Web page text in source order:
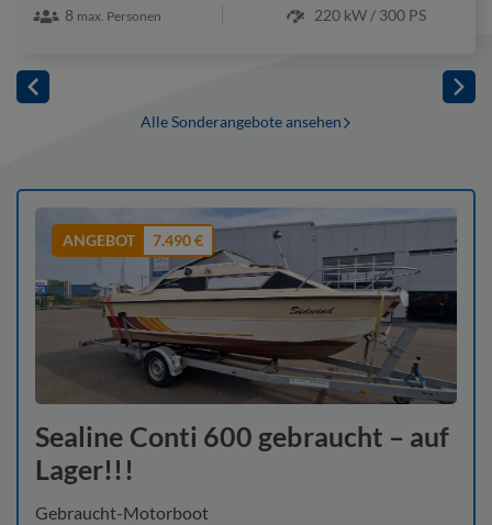
8 max. Personen 220 kW / 300 PS
Alle Sonderangebote ansehen
Sealine Conti 600 gebraucht – auf
Lager!!!
Gebraucht-Motorboot
ANGEBOT 7.490 €